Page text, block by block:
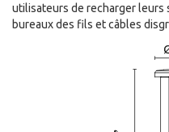
utilisateurs de recharger leurs
bureaux des fils et câbles